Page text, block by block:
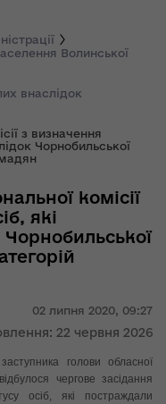
Волинської
внаслідок
з визначення
Чорнобильської
02 липня 2020, 09:27
22 червня 2026
комісії
які
голови обласної
чергове засідання
осіб, які постраждали